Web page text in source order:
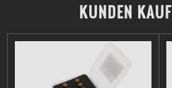
KUNDEN